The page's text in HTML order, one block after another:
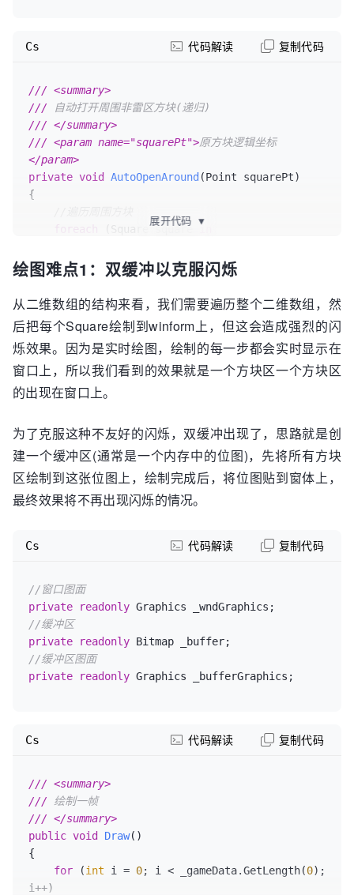
(x == squarePt.X && y ==
yield
        }
    }
}
/// <summary>
/// 自动打开周围非雷区方块(递归)
/// </summary>
/// <param name="squarePt">原方块逻辑坐标
</param>
private void AutoOpenAround (Point squarePt)
{
foreach
Square square
    {
(square.Mined || square.Status ==
Square.SquareStatus.Marked || square.Status ==
continue;
        square.LeftClick();
//打开
//周围无雷区
if
(square.MinesAround ==
递归打开
    }
}
Cs 代码解读 复制代码
展开代码 ▼
绘图难点1：双缓冲以克服闪烁
从二维数组的结构来看，我们需要遍历整个二维数组，然
后把每个Square绘制到winform上，但这会造成强烈的闪
烁效果。因为是实时绘图，绘制的每一步都会实时显示在
窗口上，所以我们看到的效果就是一个方块区一个方块区
的出现在窗口上。
为了克服这种不友好的闪烁，双缓冲出现了，思路就是创
建一个缓冲区(通常是一个内存中的位图)，先将所有方块
区绘制到这张位图上，绘制完成后，将位图贴到窗体上，
最终效果将不再出现闪烁的情况。
//窗口图面
private
readonly
//缓冲区
private
readonly
//缓冲区图面
private
readonly Graphics _bufferGraphics;
Cs 代码解读 复制代码
/// <summary>
/// 绘制一帧
/// </summary>
public void Draw()
{
for (int i = 0; i < _gameData.GetLength(0);
i++)
Cs 代码解读 复制代码